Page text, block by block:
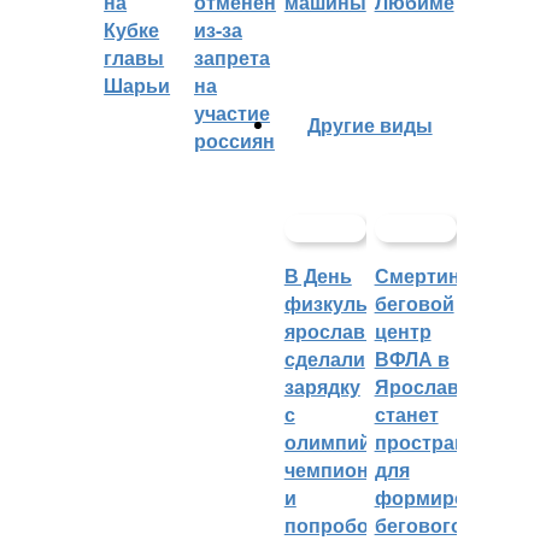
Кубке
главы
Шарьи
из-за
запрета
на
участие
россиян
Другие виды
В День
физкультурника
ярославцы
сделали
зарядку
с
олимпийским
чемпионом
и
попробовали
Смертин:
беговой
центр
ВФЛА в
Ярославле
станет
пространством
для
формирования
бегового